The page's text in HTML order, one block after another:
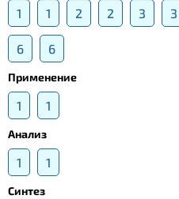
1 1 2 2 3 3
6 6
Применение
1 1
Анализ
1 1
Синтез